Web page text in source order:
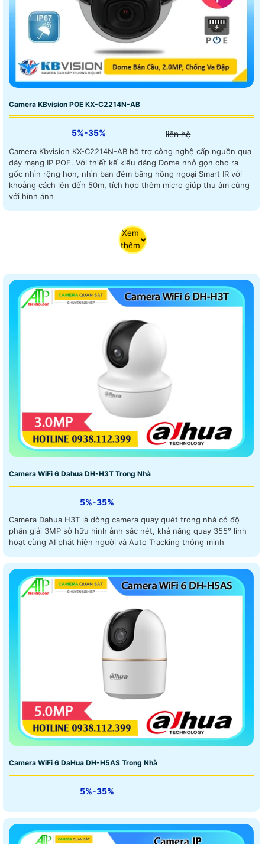
Camera KBvision POE KX-C2214N-AB
5%-35% liên hệ
Camera Kbvision KX-C2214N-AB hỗ trợ công nghệ cấp nguồn qua
dây mạng IP POE. Với thiết kế kiểu dáng Dome nhỏ gọn cho ra
gốc nhìn rộng hơn, nhìn ban đêm bằng hồng ngoại Smart IR với
khoảng cách lên đến 50m, tích hợp thêm micro giúp thu âm cùng
với hình ảnh
Xem
thêm
Camera WiFi 6 Dahua DH-H3T Trong Nhà
5%-35%
Camera Dahua H3T là dòng camera quay quét trong nhà có độ
phân giải 3MP sở hữu hình ảnh sắc nét, khả năng quay 355° linh
hoạt cùng AI phát hiện người và Auto Tracking thông minh
Camera WiFi 6 DaHua DH-H5AS Trong Nhà
5%-35%